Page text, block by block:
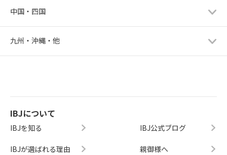
中国・四国
九州・沖縄・他
IBJについて
IBJを知る
IBJが選ばれる理由
IBJ公式ブログ
親御様へ